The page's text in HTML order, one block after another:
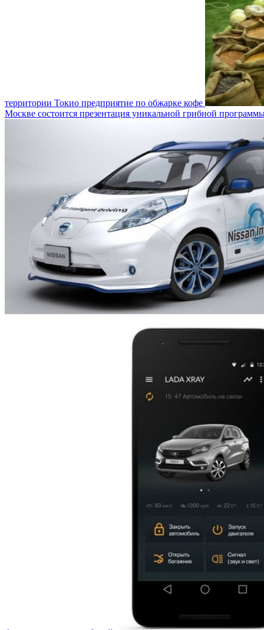
территории Токио предприятие по обжарке кофе
Москве состоится презентация уникальной грибной